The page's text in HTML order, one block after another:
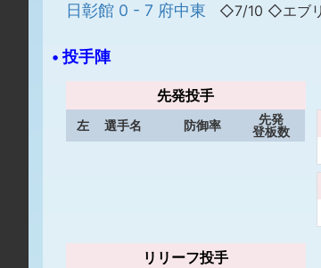
日彰館 0 - 7 府中東
◇7/10 ◇エブ
• 投手陣
先発投手
左 選手名 防御率
先発
登板数
リリーフ投手